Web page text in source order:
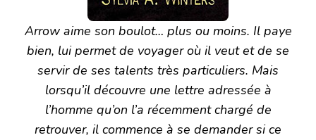
Arrow aime son boulot… plus ou moins. Il paye
bien, lui permet de voyager où il veut et de se
servir de ses talents très particuliers. Mais
lorsqu’il découvre une lettre adressée à
l’homme qu’on l’a récemment chargé de
retrouver, il commence à se demander si ce